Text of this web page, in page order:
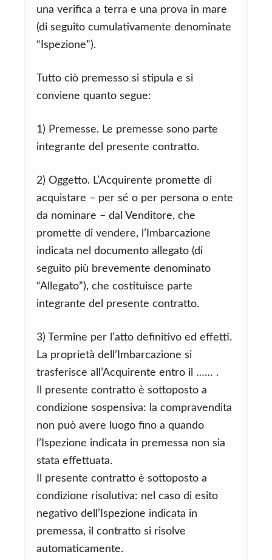
una verifica a terra e una prova in mare
(di seguito cumulativamente denominate
“Ispezione”).
Tutto ciò premesso si stipula e si
conviene quanto segue:
1) Premesse. Le premesse sono parte
integrante del presente contratto.
2) Oggetto. L’Acquirente promette di
acquistare – per sé o per persona o ente
da nominare – dal Venditore, che
promette di vendere, l’Imbarcazione
indicata nel documento allegato (di
seguito più brevemente denominato
“Allegato”), che costituisce parte
integrante del presente contratto.
3) Termine per l’atto definitivo ed effetti.
La proprietà dell’Imbarcazione si
trasferisce all’Acquirente entro il …… .
Il presente contratto è sottoposto a
condizione sospensiva: la compravendita
non può avere luogo fino a quando
l’Ispezione indicata in premessa non sia
stata effettuata.
Il presente contratto è sottoposto a
condizione risolutiva: nel caso di esito
negativo dell’Ispezione indicata in
premessa, il contratto si risolve
automaticamente.